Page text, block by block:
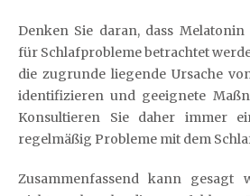
Denken Sie daran, dass
für Schlafprobleme betrachtet
die zugrunde liegende Ursache
identifizieren und geeignete
Konsultieren Sie daher immer
regelmäßig Probleme mit dem
Zusammenfassend kann gesagt